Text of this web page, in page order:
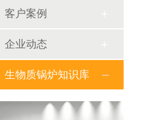
客户案例
企业动态
生物质锅炉知识库